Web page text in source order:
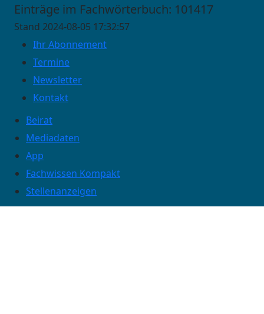
Einträge im Fachwörterbuch: 101417
Stand 2024-08-05 17:32:57
Ihr Abonnement
Termine
Newsletter
Kontakt
Beirat
Mediadaten
App
Fachwissen Kompakt
Stellenanzeigen